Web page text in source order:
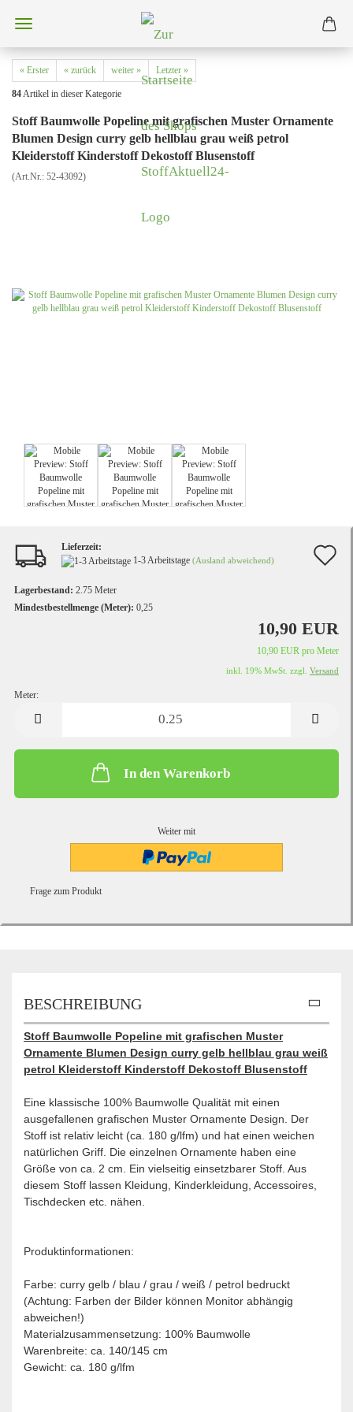
« Erster « zurück weiter » Letzter »
84Artikel in dieser Kategorie
Stoff Baumwolle Popeline mit grafischen Muster Ornamente
Blumen Design curry gelb hellblau grau weiß petrol
Kleiderstoff Kinderstoff Dekostoff Blusenstoff
(Art.Nr.: 52-43092)
Lieferzeit:
1-3 Arbeitstage (Ausland abweichend)
Lagerbestand: 2.75 Meter
Mindestbestellmenge (Meter): 0,25
10,90 EUR
10,90 EUR pro Meter
inkl. 19% MwSt. zzgl. Versand
Meter:
In den Warenkorb
Weiter mit
Frage zum Produkt
BESCHREIBUNG
Stoff Baumwolle Popeline mit grafischen Muster
Ornamente Blumen Design curry gelb hellblau grau weiß
petrol Kleiderstoff Kinderstoff Dekostoff Blusenstoff
Eine klassische 100% Baumwolle Qualität mit einen
ausgefallenen grafischen Muster Ornamente Design. Der
Stoff ist relativ leicht (ca. 180 g/lfm) und hat einen weichen
natürlichen Griff. Die einzelnen Ornamente haben eine
Größe von ca. 2 cm. Ein vielseitig einsetzbarer Stoff. Aus
diesem Stoff lassen Kleidung, Kinderkleidung, Accessoires,
Tischdecken etc. nähen.
Produktinformationen:
Farbe: curry gelb / blau / grau / weiß / petrol bedruckt
(Achtung: Farben der Bilder können Monitor abhängig
abweichen!)
Materialzusammensetzung: 100% Baumwolle
Warenbreite: ca. 140/145 cm
Gewicht: ca. 180 g/lfm